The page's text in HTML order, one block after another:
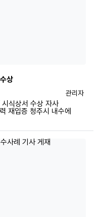
상
등록자
관리자
시식상서 수상 자사
재입증 청주시 내수에